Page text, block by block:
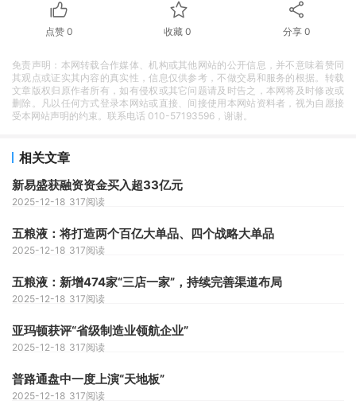
点赞0 收藏0 分享 0
免责声明：本网转载合作媒体、机构或其他网站的公开信息，并不意味着赞同
其观点或证实其内容的真实性，信息仅供参考，不做交易和服务的根据。转载
文章版权归原作者所有，如有侵权或其它问题请及时告之，本网将及时修改或
删除。凡以任何方式登录本网站或直接、间接使用本网站资料者，视为自愿接
受本网站声明的约束。联系电话 010-57193596，谢谢。
相关文章
新易盛获融资资金买入超33亿元
2025-12-18 317阅读
五粮液：将打造两个百亿大单品、四个战略大单品
2025-12-18 317阅读
五粮液：新增474家“三店一家”，持续完善渠道布局
2025-12-18 317阅读
亚玛顿获评“省级制造业领航企业”
2025-12-18 317阅读
普路通盘中一度上演“天地板”
2025-12-18 317阅读